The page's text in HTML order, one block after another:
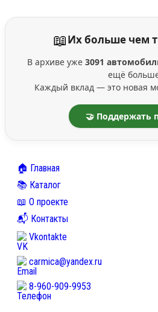
📖Их больше чем
В архиве уже 3091
ещё
Каждый вклад — это новая
🤝 Поддержать
🏠 Главная
📚 Каталог
📖 О проекте
📬 Контакты
Vkontakte
carmica@yandex.ru
8-960-909-9953